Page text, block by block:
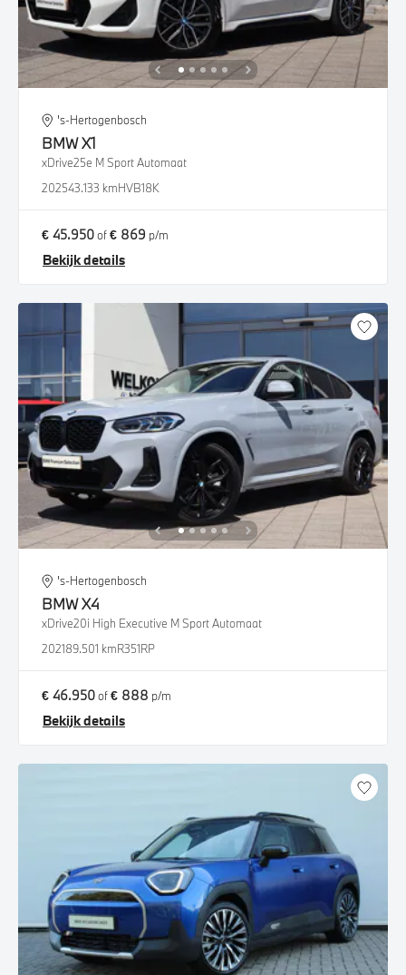
's-Hertogenbosch
BMWX1
xDrive25e M Sport Automaat
202543.133 kmHVB18K
€ 45.950of€ 869 p/m
Bekijk details
's-Hertogenbosch
BMWX4
xDrive20i High Executive M Sport Automaat
202189.501 kmR351RP
€ 46.950of€ 888 p/m
Bekijk details